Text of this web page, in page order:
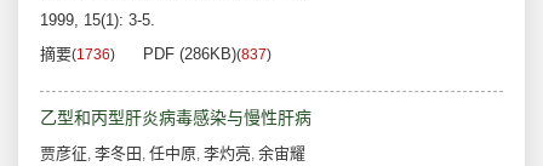
1999, 15(1): 3-5.
摘要(1736) PDF (286KB)(837)
乙型和丙型肝炎病毒感染与慢性肝病
贾彦征, 李冬田 , 任中原, 李灼亮, 余宙耀